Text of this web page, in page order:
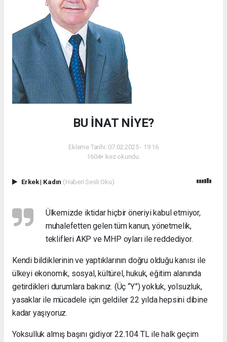
BU İNAT NİYE?
Ekleme Tarihi: 07.02.2025 - 19:16
1604+ kez okundu.
Erkek| Kadın (Haberi Sesli Oku)
Ülkemizde iktidar hiçbir öneriyi kabul etmiyor,
muhalefetten gelen tüm kanun, yönetmelik,
teklifleri AKP ve MHP oyları ile reddediyor.
Kendi bildiklerinin ve yaptıklarının doğru olduğu kanısı ile
ülkeyi ekonomik, sosyal, kültürel, hukuk, eğitim alanında
getirdikleri durumlara bakınız. (Üç “Y”) yokluk, yolsuzluk,
yasaklar ile mücadele için geldiler 22 yılda hepsini dibine
kadar yaşıyoruz.
Yoksulluk almış başını gidiyor 22.104 TL ile halk geçim